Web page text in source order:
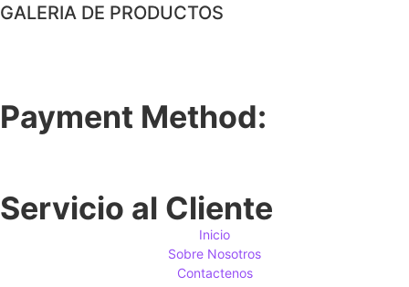
GALERIA DE PRODUCTOS
Payment Method:
Servicio al Cliente
Inicio
Sobre Nosotros
Contactenos